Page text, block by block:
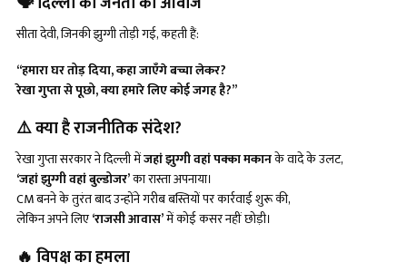
सीता देवी, जिनकी झुग्गी तोड़ी गई, कहती हैं:
“हमारा घर तोड़ दिया, कहा जाएँगे बच्चा लेकर?
रेखा गुप्ता से पूछो, क्या हमारे लिए कोई जगह है?”
⚠️क्या है राजनीतिक संदेश?
रेखा गुप्ता सरकार ने दिल्ली मेंजहां झुग्गी वहां पक्का मकानके वादे के उलट,
‘जहां झुग्गी वहां बुल्डोजर’का रास्ता अपनाया।
CM बनने के तुरंत बाद उन्होंने गरीब बस्तियों पर कार्रवाई शुरू की,
लेकिन अपने लिए‘राजसी आवास’में कोई कसर नहीं छोड़ी।
🔥 विपक्ष का हमला